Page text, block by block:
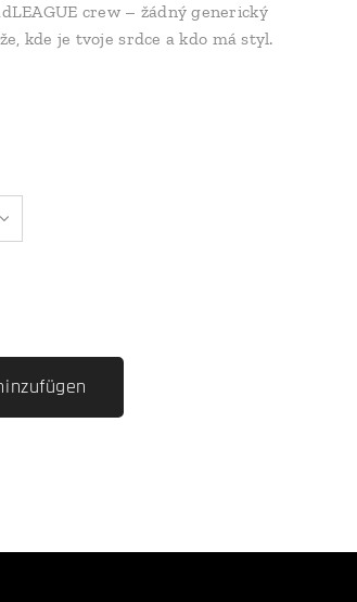
crew – žádný generický
kde je tvoje srdce a kdo má styl.